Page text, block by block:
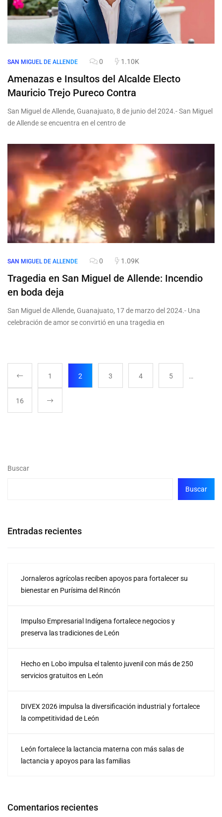
SAN MIGUEL DE ALLENDE 0 1.10K
Amenazas e Insultos del Alcalde Electo
Mauricio Trejo Pureco Contra
San Miguel de Allende, Guanajuato, 8 de junio del 2024.- San Miguel
de Allende se encuentra en el centro de
SAN MIGUEL DE ALLENDE 0 1.09K
Tragedia en San Miguel de Allende: Incendio
en boda deja
San Miguel de Allende, Guanajuato, 17 de marzo del 2024.- Una
celebración de amor se convirtió en una tragedia en
1 2 3 4 5 …
16
Buscar
Buscar
Entradas recientes
Jornaleros agrícolas reciben apoyos para fortalecer su
bienestar en Purísima del Rincón
Impulso Empresarial Indígena fortalece negocios y
preserva las tradiciones de León
Hecho en Lobo impulsa el talento juvenil con más de 250
servicios gratuitos en León
DIVEX 2026 impulsa la diversificación industrial y fortalece
la competitividad de León
León fortalece la lactancia materna con más salas de
lactancia y apoyos para las familias
Comentarios recientes